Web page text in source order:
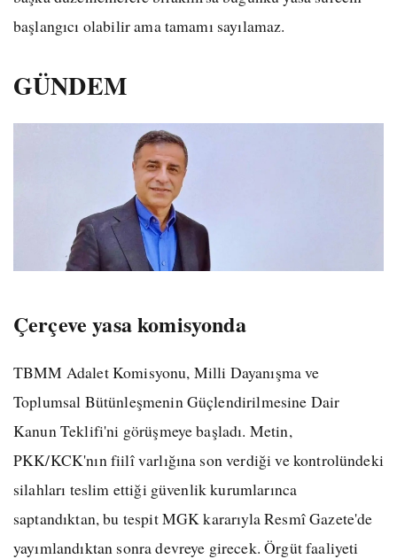
başlangıcı olabilir ama tamamı sayılamaz.
GÜNDEM
Çerçeve yasa komisyonda
TBMM Adalet Komisyonu, Milli Dayanışma ve
Toplumsal Bütünleşmenin Güçlendirilmesine Dair
Kanun Teklifi'ni görüşmeye başladı. Metin,
PKK/KCK'nın fiilî varlığına son verdiği ve kontrolündeki
silahları teslim ettiği güvenlik kurumlarınca
saptandıktan, bu tespit MGK kararıyla Resmî Gazete'de
yayımlandıktan sonra devreye girecek. Örgüt faaliyeti